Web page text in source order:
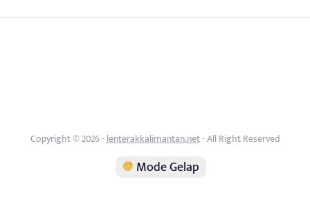
Copyright © 2026 -lenterakkalimantan.net- All Right Reserved
Mode Gelap